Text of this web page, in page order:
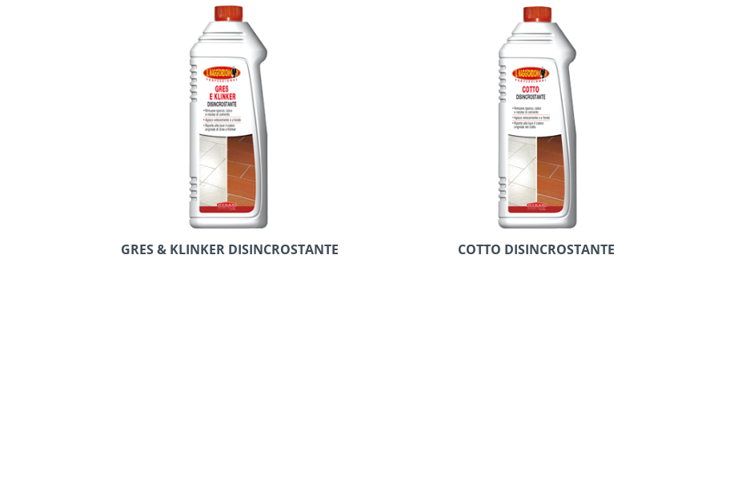
GRES & KLINKER DISINCROSTANTE COTTO DISINCROSTANTE